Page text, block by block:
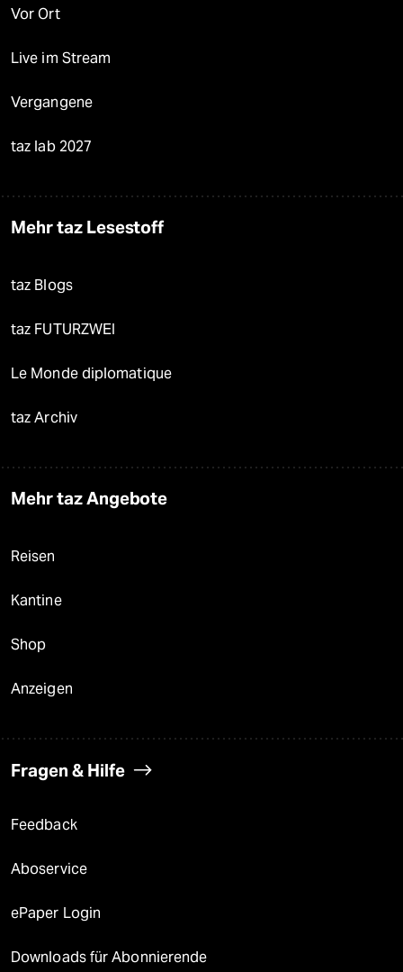
Vor Ort
Live im Stream
Vergangene
taz lab 2027
Mehr taz Lesestoff
taz Blogs
taz FUTURZWEI
Le Monde diplomatique
taz Archiv
Mehr taz Angebote
Reisen
Kantine
Shop
Anzeigen
Fragen & Hilfe
Feedback
Aboservice
ePaper Login
Downloads für Abonnierende